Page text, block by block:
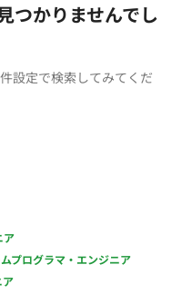
つかりませんでし
設定で検索してみてくだ
ア
プログラマ・エンジニア
ア